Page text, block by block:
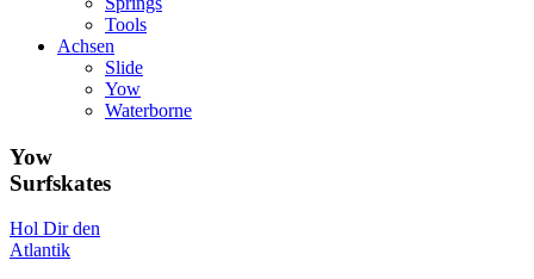
Tools
Achsen
Slide
Yow
Waterborne
Yow
Surfskates
Hol Dir den
Atlantik